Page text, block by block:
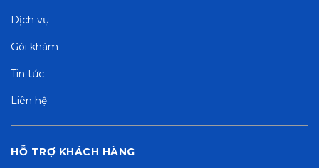
Dịch vụ
Gói khám
Tin tức
Liên hệ
HỖ TRỢ KHÁCH HÀNG